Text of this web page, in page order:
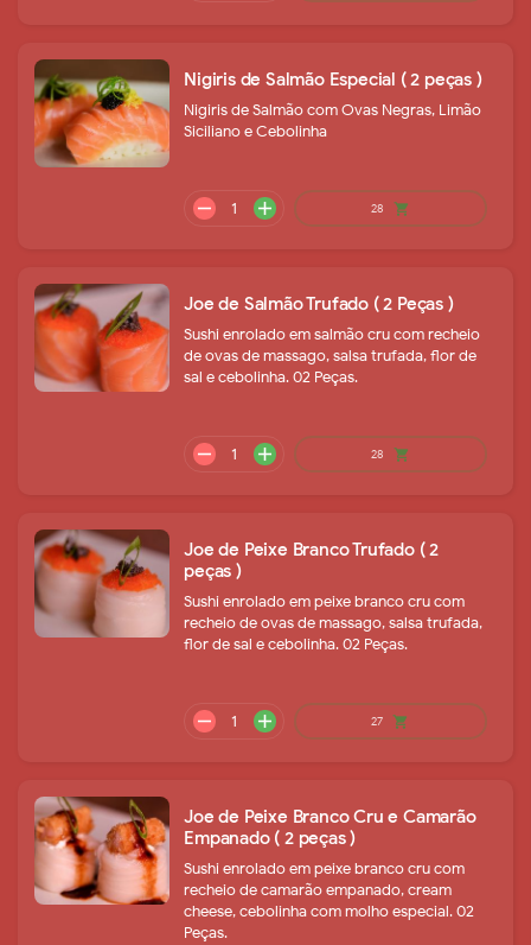
Nigiris de Salmão Especial ( 2 peças )
Nigiris de Salmão com Ovas Negras, Limão
Siciliano e Cebolinha
Joe de Salmão Trufado ( 2 Peças )
Sushi enrolado em salmão cru com recheio
de ovas de massago, salsa trufada, flor de
sal e cebolinha. 02 Peças.
Joe de Peixe Branco Trufado ( 2
peças )
Sushi enrolado em peixe branco cru com
recheio de ovas de massago, salsa trufada,
flor de sal e cebolinha. 02 Peças.
Joe de Peixe Branco Cru e Camarão
Empanado ( 2 peças )
Sushi enrolado em peixe branco cru com
recheio de camarão empanado, cream
cheese, cebolinha com molho especial. 02
Peças.